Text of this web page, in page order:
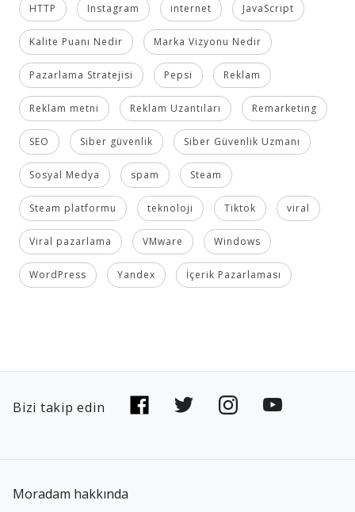
HTTP Instagram internet JavaScript
Kalite Puanı Nedir Marka Vizyonu Nedir
Pazarlama Stratejisi Pepsi Reklam
Reklam metni Reklam Uzantıları Remarketing
SEO Siber güvenlik Siber Güvenlik Uzmanı
Sosyal Medya spam Steam
Steam platformu teknoloji Tiktok viral
Viral pazarlama VMware Windows
WordPress Yandex İçerik Pazarlaması
Bizi takip edin
Moradam hakkında